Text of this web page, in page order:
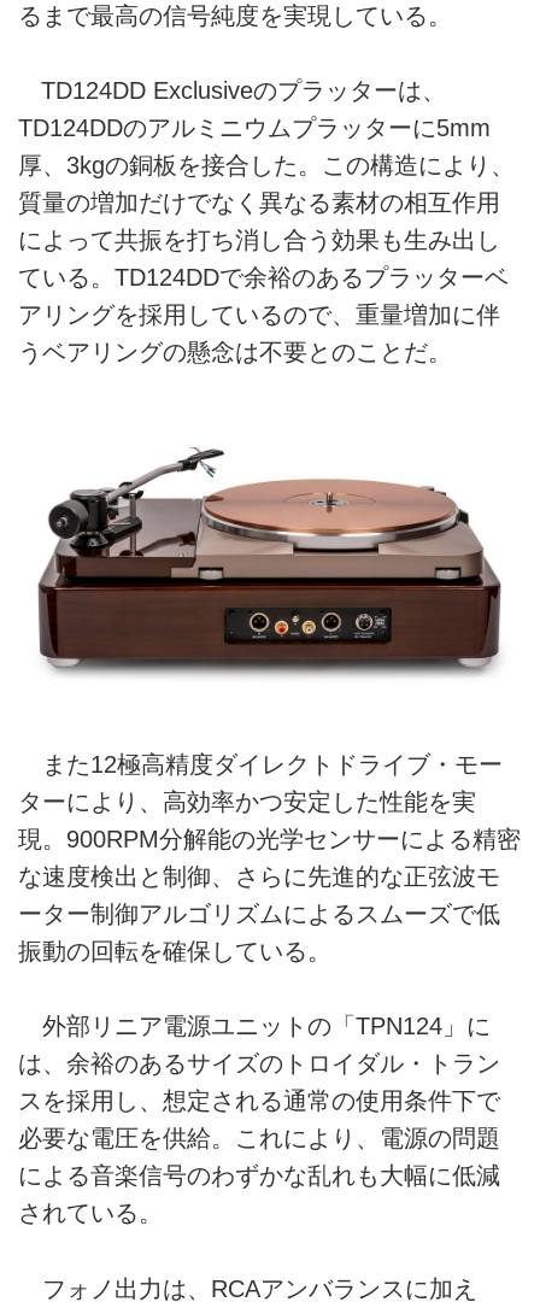
るまで最高の信号純度を実現している。
TD124DD Exclusiveのプラッターは、
TD124DDのアルミニウムプラッターに5mm
厚、3kgの銅板を接合した。この構造により、
質量の増加だけでなく異なる素材の相互作用
によって共振を打ち消し合う効果も生み出し
ている。TD124DDで余裕のあるプラッターベ
アリングを採用しているので、重量増加に伴
うベアリングの懸念は不要とのことだ。
また12極高精度ダイレクトドライブ・モー
ターにより、高効率かつ安定した性能を実
現。900RPM分解能の光学センサーによる精密
な速度検出と制御、さらに先進的な正弦波モ
ーター制御アルゴリズムによるスムーズで低
振動の回転を確保している。
外部リニア電源ユニットの「TPN124」に
は、余裕のあるサイズのトロイダル・トラン
スを採用し、想定される通常の使用条件下で
必要な電圧を供給。これにより、電源の問題
による音楽信号のわずかな乱れも大幅に低減
されている。
フォノ出力は、RCAアンバランスに加え